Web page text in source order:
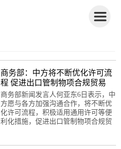
商务部：中方将不断优化许可流
程 促进出口管制物项合规贸易
商务部新闻发言人何亚东6日表示，中
方愿与各方加强沟通合作，将不断优
化许可流程，积极适用通用许可等便
利化措施，促进出口管制物项合规贸